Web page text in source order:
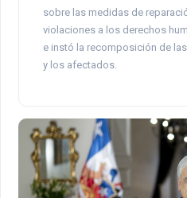
sobre las medidas de
violaciones a los derechos
e instó la recomposición de
y los afectados.